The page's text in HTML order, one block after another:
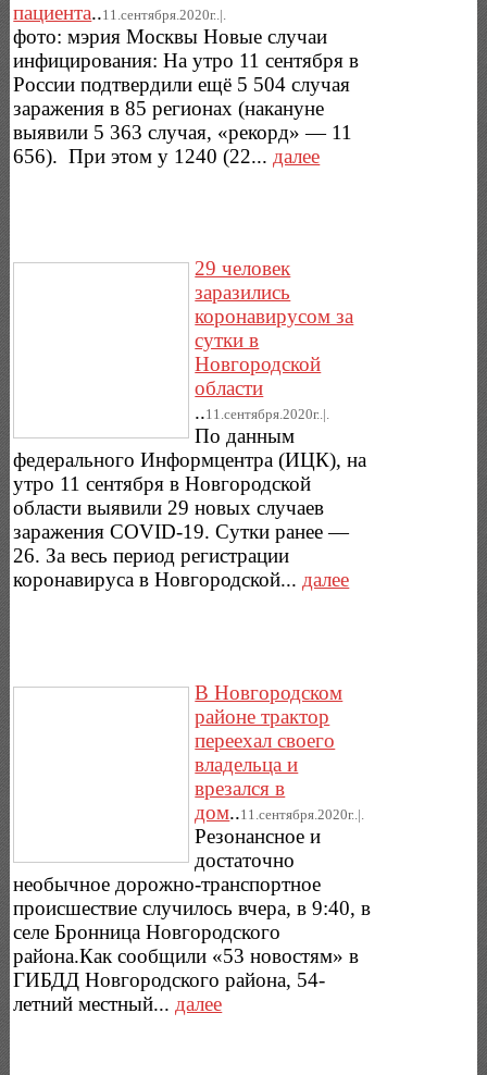
пациента..11.сентября.2020г..|.
фото: мэрия Москвы Новые случаи
инфицирования: На утро 11 сентября в
России подтвердили ещё 5 504 случая
заражения в 85 регионах (накануне
выявили 5 363 случая, «рекорд» — 11
656). При этом у 1240 (22... далее
29 человек
заразились
коронавирусом за
сутки в
Новгородской
области
..11.сентября.2020г..|.
По данным
федерального Информцентра (ИЦК), на
утро 11 сентября в Новгородской
области выявили 29 новых случаев
заражения COVID-19. Сутки ранее —
26. За весь период регистрации
коронавируса в Новгородской...далее
В Новгородском
районе трактор
переехал своего
владельца и
врезался в
дом..11.сентября.2020г..|.
Резонансное и
достаточно
необычное дорожно-транспортное
происшествие случилось вчера, в 9:40, в
селе Бронница Новгородского
района.Как сообщили «53 новостям» в
ГИБДД Новгородского района, 54-
летний местный... далее